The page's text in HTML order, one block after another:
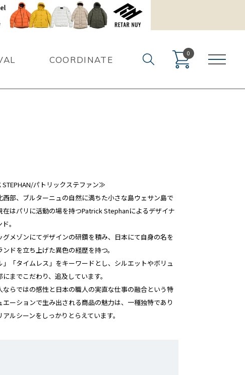
COORDINATE
0
STEPHAN/パトリックステファン≫
西部、ブルターニュの自然に満ちた小さな島ウェサン島で
在はパリに活動の場を持つPatrick Stephanによるデザイナ
。
グメゾンにてデザインの研鑽を積み、日本にて自身の名を
ドを立ち上げた異色の経歴を持つ。
」「タイムレス」をキーワードとし、シルエットやボリュ
までこだわり、追及しています。
ならではの感性と日本の職人の実直な仕事の融合という特
エーションで生み出される商品の魅力は、一種独特であり
ルシーンをしっかりとらえています。